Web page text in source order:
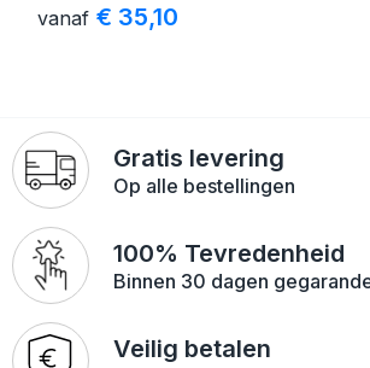
vanaf € 35,10
Gratis levering
Op alle bestellingen
100% Tevredenheid
Binnen 30 dagen
Veilig betalen